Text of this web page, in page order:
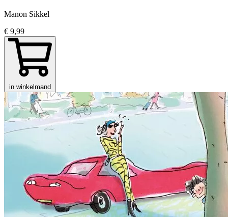
Manon Sikkel
€ 9,99
in winkelmand